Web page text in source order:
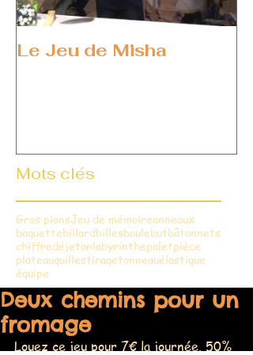
Le Jeu de Misha
Mots clés
Gros pionsJeu de mémoireanneaux
baguettebillardbillesboulebutbâtonnets
chiffredéjetonlabyrinthepaletpièce
plateauquillestiragetonneauélastique
équipe
Deux chemins pour un
fromage
Louez ce jeu pour 7€ la journée. 50%